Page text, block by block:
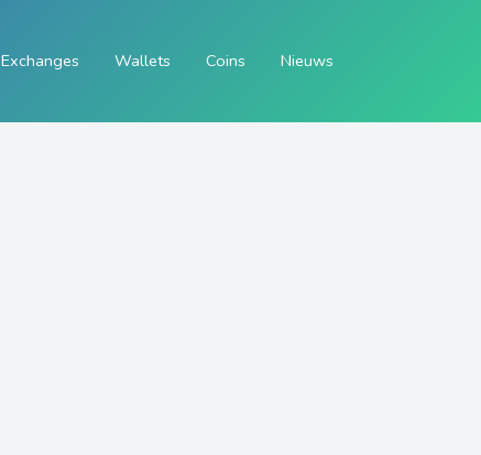
Exchanges Wallets Coins Nieuws